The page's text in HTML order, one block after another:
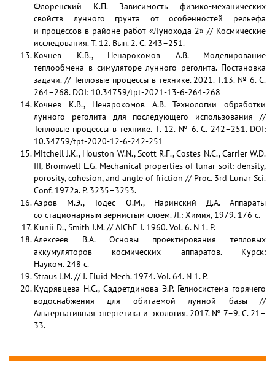
Флоренский К.П. Зависимость физико-механических
свойств лунного грунта от особенностей рельефа
и процессов в районе работ «Лунохода-2» // Космические
исследования. Т. 12. Вып. 2. С. 243–251.
Кочнев К.В., Ненарокомов А.В. Моделирование
теплообмена в симуляторе лунного реголита. Постановка
задачи. // Тепловые процессы в технике. 2021. Т.13. № 6. C.
264–268. DOI: 10.34759/tpt-2021-13-6-264-268
Кочнев К.В., Ненарокомов А.В. Технологии обработки
лунного реголита для последующего использования //
Тепловые процессы в технике. Т. 12. № 6. C. 242–251. DOI:
10.34759/tpt-2020-12-6-242-251
Mitchell J.K., Houston W.N., Scott R.F., Costes N.C., Carrier W.D.
III, Bromwell L.G. Mechanical properties of lunar soil: density,
porosity, cohesion, and angle of friction // Proc. 3rd Lunar Sci.
Conf. 1972a. P. 3235–3253.
Аэров М.Э., Тодес О.М., Наринский Д.А. Аппараты
со стационарным зернистым слоем. Л.: Химия, 1979. 176 с.
Kunii D., Smith J.M. // AIChE J. 1960. Vol. 6. N 1. P.
Алексеев В.А. Основы проектирования тепловых
аккумуляторов космических аппаратов. Курск:
Науком. 248 с.
Straus J.M. // J. Fluid Mech. 1974. Vol. 64. N 1. P.
Кудрявцева Н.С., Садретдинова Э.Р. Гелиосистема горячего
водоснабжения для обитаемой лунной базы //
Альтернативная энергетика и экология. 2017. № 7–9. С. 21–
33.